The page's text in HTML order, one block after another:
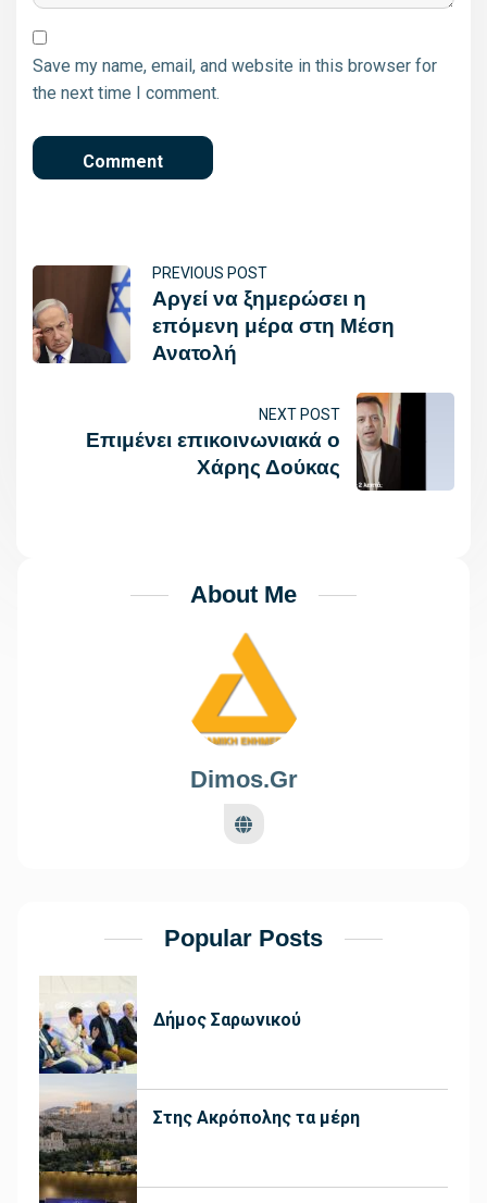
Save my name, email, and website in this browser for
the next time I comment.
PREVIOUS POST
Αργεί να ξημερώσει η
επόμενη μέρα στη Μέση
Ανατολή
NEXT POST
Επιμένει επικοινωνιακά ο
Χάρης Δούκας
About Me
Dimos.gr
Popular Posts
Δήμος Σαρωνικού
Στης Ακρόπολης τα μέρη